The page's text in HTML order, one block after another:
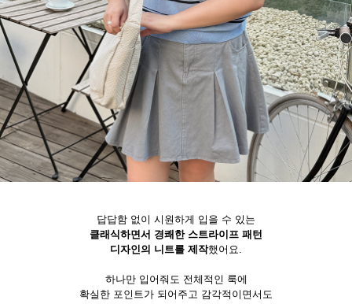
답답함 없이 시원하게 입을 수 있는
클래식하면서 경쾌한 스트라이프 패턴
디자인의 니트를 제작했어요.
하나만 입어줘도 전체적인 룩에
확실한 포인트가 되어주고 감각적이면서도